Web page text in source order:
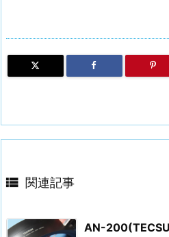
 関連記事
AN-